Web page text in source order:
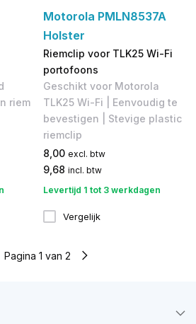
riem
Motorola PMLN8537A
Holster
Riemclip voor TLK25 Wi-Fi
portofoons
Geschikt voor Motorola
TLK25 Wi-Fi | Eenvoudig te
bevestigen | Stevige plastic
riemclip
8,00 excl. btw
9,68 incl. btw
Levertijd 1 tot 3 werkdagen
Vergelijk
Pagina 1 van 2